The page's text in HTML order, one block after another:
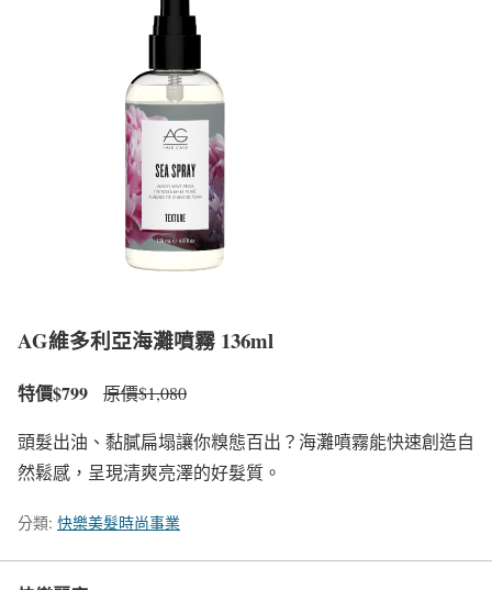
AG維多利亞海灘噴霧 136ml
特價$799 原價$1,080
頭髮出油、黏膩扁塌讓你糗態百出？海灘噴霧能快速創造自
然鬆感，呈現清爽亮澤的好髮質。
分類: 快樂美髮時尚事業